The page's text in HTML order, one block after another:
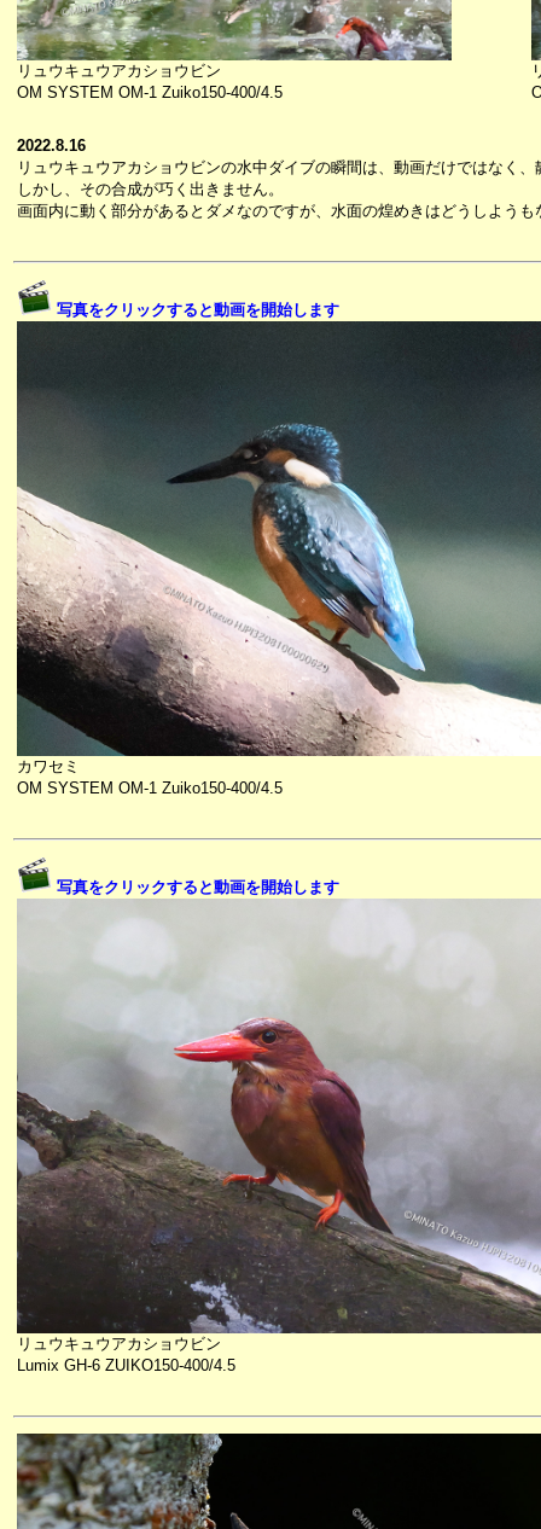
リュウキュウアカショウビン
OM SYSTEM OM-1 Zuiko150-400/4.5
2022.8.16
リュウキュウアカショウビンの水中ダイブの瞬間は、動画だけではなく
しかし、その合成が巧く出きません。
画面内に動く部分があるとダメなのですが、水面の煌めきはどうしようも
写真をクリックすると動画を開始します
カワセミ
OM SYSTEM OM-1 Zuiko150-400/4.5
写真をクリックすると動画を開始します
リュウキュウアカショウビン
Lumix GH-6 ZUIKO150-400/4.5